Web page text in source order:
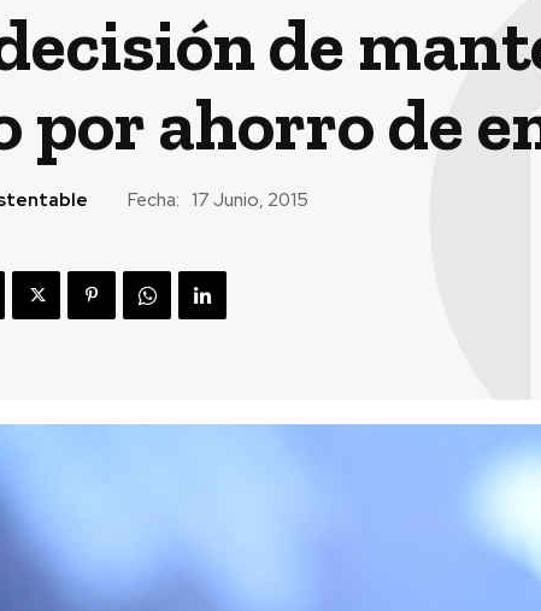
de
por ahorro de
Fecha: 17 Junio, 2015